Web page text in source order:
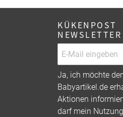
KÜKENPOST
NEWSLETTER
Ja, ich möchte
Babyartikel.de
Aktionen
darf mein